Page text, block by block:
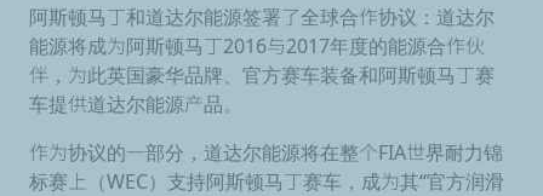
阿斯顿马丁和道达尔能源签署了全球合作协议：道达尔
能源将成为阿斯顿马丁2016与2017年度的能源合作伙
伴，为此英国豪华品牌、官方赛车装备和阿斯顿马丁赛
车提供道达尔能源产品。
作为协议的一部分，道达尔能源将在整个FIA世界耐力锦
标赛上（WEC）支持阿斯顿马丁赛车，成为其“官方润滑